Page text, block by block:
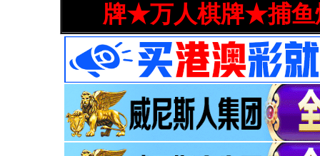
牌★万人棋牌★捕鱼